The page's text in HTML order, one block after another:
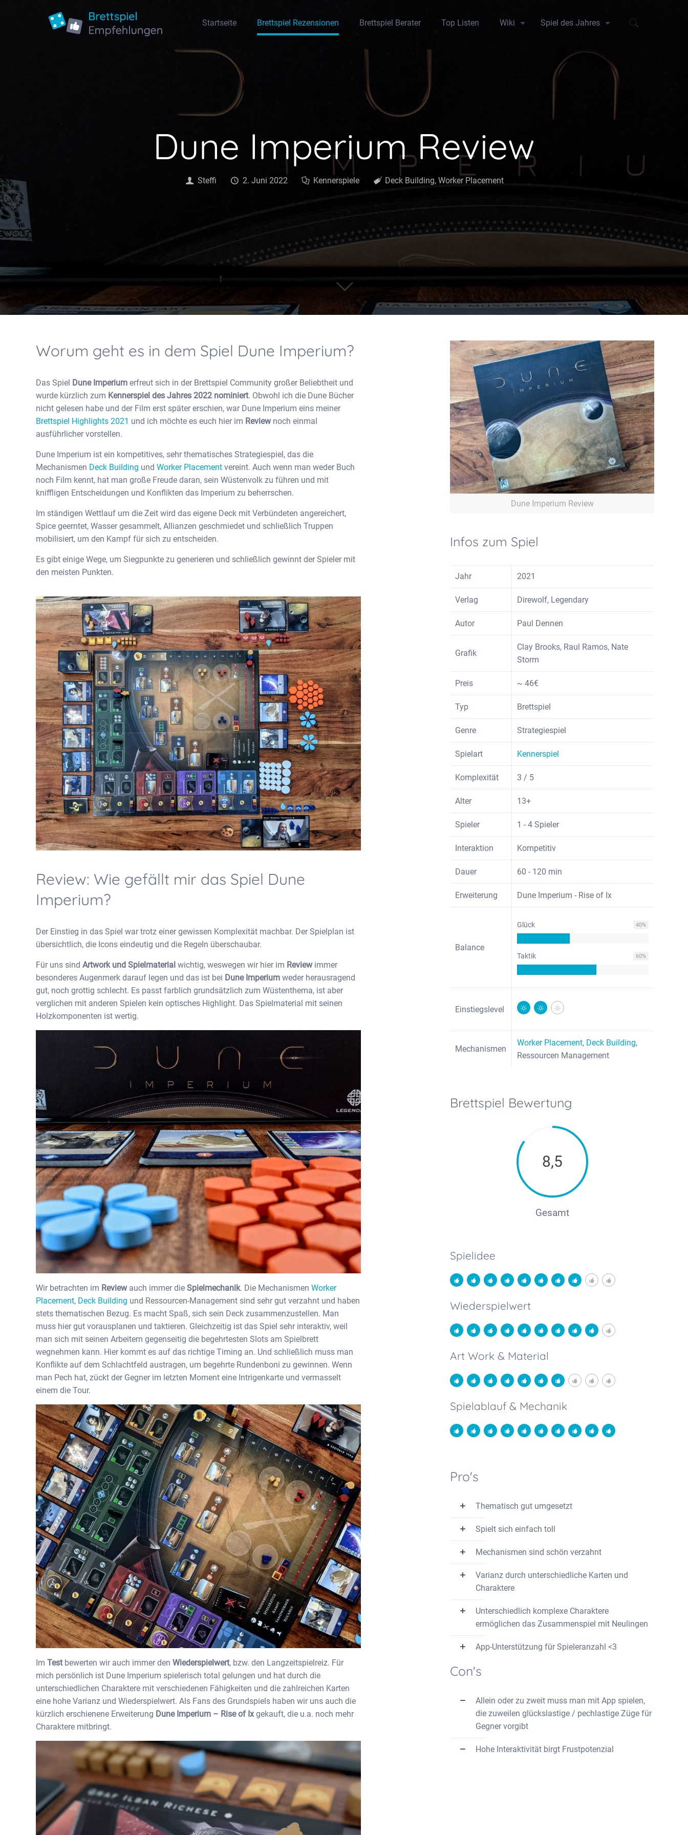
Startseite Brettspiel Rezensionen Brettspiel Berater Top Listen Wiki Spiel des Jahres
Dune Imperium Review
Steffi 2. Juni 2022 Kennerspiele Deck Building,Worker Placement
Worum geht es in dem Spiel Dune Imperium?
Das Spiel Dune Imperium erfreut sich in der Brettspiel Community großer Beliebtheit und
wurde kürzlich zum Kennerspiel des Jahres 2022 nominiert. Obwohl ich die Dune Bücher
nicht gelesen habe und der Film erst später erschien, war Dune Imperium eins meiner
Brettspiel Highlights 2021 und ich möchte es euch hier im Reviewnoch einmal
ausführlicher vorstellen.
Dune Imperium ist ein kompetitives, sehr thematisches Strategiespiel, das die
Mechanismen Deck Building undWorker Placement vereint. Auch wenn man weder Buch
noch Film kennt, hat man große Freude daran, sein Wüstenvolk zu führen und mit
kniffligen Entscheidungen und Konflikten das Imperium zu beherrschen.
Im ständigen Wettlauf um die Zeit wird das eigene Deck mit Verbündeten angereichert,
Spice geerntet, Wasser gesammelt, Allianzen geschmiedet und schließlich Truppen
mobilisiert, um den Kampf für sich zu entscheiden.
Es gibt einige Wege, um Siegpunkte zu generieren und schließlich gewinnt der Spieler mit
den meisten Punkten.
Review: Wie gefällt mir das Spiel Dune
Imperium?
Der Einstieg in das Spiel war trotz einer gewissen Komplexität machbar. Der Spielplan ist
übersichtlich, die Icons eindeutig und die Regeln überschaubar.
Für uns sindArtwork und Spielmaterial wichtig, weswegen wir hier im Reviewimmer
besonderes Augenmerk darauf legen und das ist bei Dune Imperiumweder herausragend
gut, noch grottig schlecht. Es passt farblich grundsätzlich zum Wüstenthema, ist aber
verglichen mit anderen Spielen kein optisches Highlight. Das Spielmaterial mit seinen
Holzkomponenten ist wertig.
Wir betrachten im Reviewauch immer dieSpielmechanik. Die MechanismenWorker
Placement, Deck Building und Ressourcen-Management sind sehr gut verzahnt und haben
stets thematischen Bezug. Es macht Spaß, sich sein Deck zusammenzustellen. Man
muss hier gut vorausplanen und taktieren. Gleichzeitig ist das Spiel sehr interaktiv, weil
man sich mit seinen Arbeitern gegenseitig die begehrtesten Slots am Spielbrett
wegnehmen kann. Hier kommt es auf das richtige Timing an. Und schließlich muss man
Konflikte auf dem Schlachtfeld austragen, um begehrte Rundenboni zu gewinnen. Wenn
man Pech hat, zückt der Gegner im letzten Moment eine Intrigenkarte und vermasselt
einem die Tour.
ImTestbewerten wir auch immer denWiederspielwert, bzw. den Langzeitspielreiz. Für
mich persönlich ist Dune Imperium spielerisch total gelungen und hat durch die
unterschiedlichen Charaktere mit verschiedenen Fähigkeiten und die zahlreichen Karten
eine hohe Varianz und Wiederspielwert. Als Fans des Grundspiels haben wir uns auch die
kürzlich erschienene Erweiterung Dune Imperium – Rise of Ixgekauft, die u.a. noch mehr
Charaktere mitbringt.
Dune Imperium Review
Infos zum Spiel
Jahr 2021
Verlag Direwolf, Legendary
Autor Paul Dennen
Grafik
Clay Brooks, Raul Ramos, Nate
Storm
Preis ~ 46€
Typ Brettspiel
Genre Strategiespiel
Spielart Kennerspiel
Komplexität 3 / 5
Alter 13+
Spieler 1 - 4 Spieler
Interaktion Kompetitiv
Dauer 60 - 120 min
Erweiterung Dune Imperium - Rise of Ix
Balance
Glück 40%
Taktik 60%
Einstiegslevel
Mechanismen
Worker Placement, Deck Building,
Ressourcen Management
Brettspiel Bewertung
8,5
Gesamt
Spielidee
Wiederspielwert
Art Work & Material
Spielablauf & Mechanik
Pro's
Thematisch gut umgesetzt
Spielt sich einfach toll
Mechanismen sind schön verzahnt
Varianz durch unterschiedliche Karten und
Charaktere
Unterschiedlich komplexe Charaktere
ermöglichen das Zusammenspiel mit Neulingen
App-Unterstützung für Spieleranzahl <3
Con's
Allein oder zu zweit muss man mit App spielen,
die zuweilen glückslastige / pechlastige Züge für
Gegner vorgibt
Hohe Interaktivität birgt Frustpotenzial